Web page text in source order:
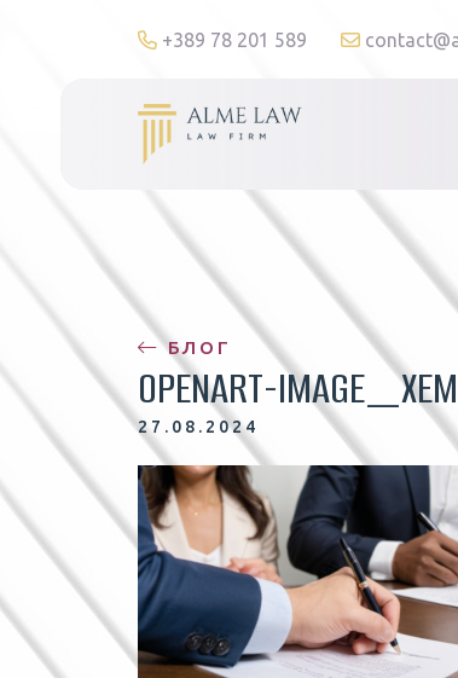
+389 78 201 589
БЛОГ
OPENART-
27.08.2024